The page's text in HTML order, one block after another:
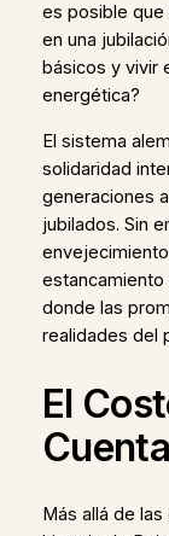
es posible que
en una
básicos y vivir
energética?
El sistema
solidaridad
generaciones
jubilados. Sin
estancamiento
donde las
realidades del
El
Más allá de